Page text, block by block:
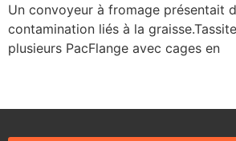
Un convoyeur à fromage présentait
contamination liés à la
plusieurs PacFlange avec cages en